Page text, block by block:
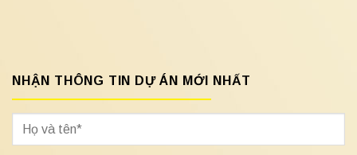
NHẬN THÔNG TIN DỰ ÁN MỚI NHẤT